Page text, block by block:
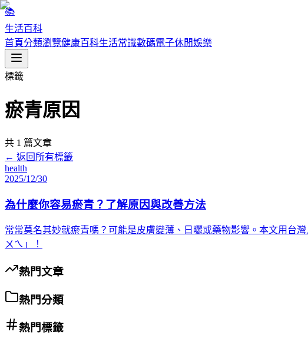
📚
生活百科
首頁分類瀏覽健康百科生活常識數碼電子休閒娛樂
標籤
瘀青原因
共 1 篇文章
← 返回所有標籤
health
2025/12/30
為什麼你容易瘀青？了解原因與改善方法
常常莫名其妙就瘀青嗎？可能是皮膚變薄、日曬或藥物影響。本文用台
ㄨㄟ」！
熱門文章
熱門分類
熱門標籤